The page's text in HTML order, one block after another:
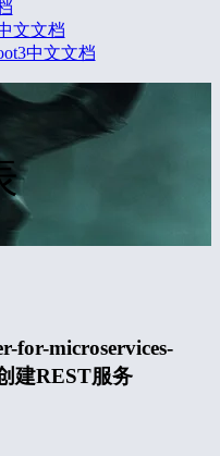
文文档
中文文档
for-microservices-
建REST服务